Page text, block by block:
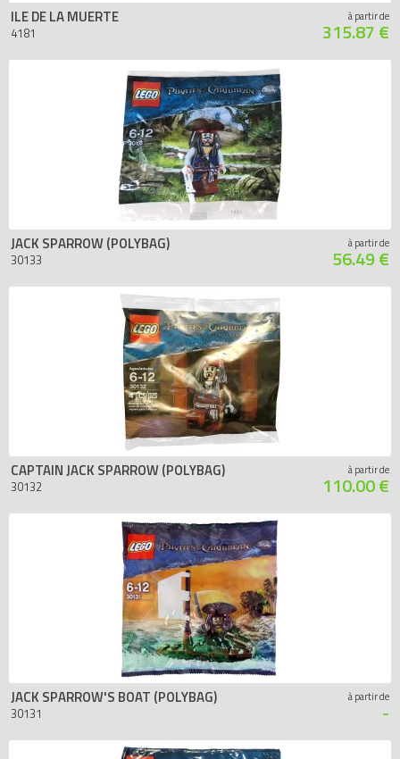
ILE DE LA MUERTE
4181
à partir de
315.87 €
JACK SPARROW (POLYBAG)
30133
à partir de
56.49 €
CAPTAIN JACK SPARROW (POLYBAG)
30132
à partir de
110.00 €
JACK SPARROW'S BOAT (POLYBAG)
30131
à partir de
-